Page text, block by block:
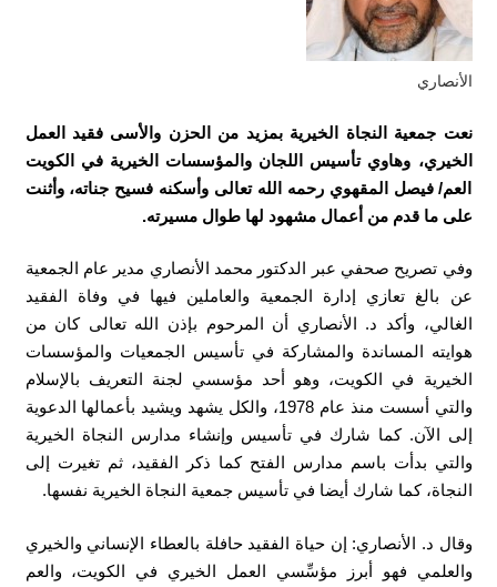
الأنصاري
نعت جمعية النجاة الخيرية بمزيد من الحزن والأسى فقيد العمل
الخيري، وهاوي تأسيس اللجان والمؤسسات الخيرية في الكويت
العم/ فيصل المقهوي رحمه الله تعالى وأسكنه فسيح جناته، وأثنت
على ما قدم من أعمال مشهود لها طوال مسيرته.
وفي تصريح صحفي عبر الدكتور محمد الأنصاري مدير عام الجمعية
عن بالغ تعازي إدارة الجمعية والعاملين فيها في وفاة الفقيد
الغالي، وأكد د. الأنصاري أن المرحوم بإذن الله تعالى كان من
هوايته المساندة والمشاركة في تأسيس الجمعيات والمؤسسات
الخيرية في الكويت، وهو أحد مؤسسي لجنة التعريف بالإسلام
والتي أسست منذ عام 1978، والكل يشهد ويشيد بأعمالها الدعوية
إلى الآن. كما شارك في تأسيس وإنشاء مدارس النجاة الخيرية
والتي بدأت باسم مدارس الفتح كما ذكر الفقيد، ثم تغيرت إلى
النجاة، كما شارك أيضا في تأسيس جمعية النجاة الخيرية نفسها.
وقال د. الأنصاري: إن حياة الفقيد حافلة بالعطاء الإنساني والخيري
والعلمي فهو أبرز مؤسِّسي العمل الخيري في الكويت، والعم